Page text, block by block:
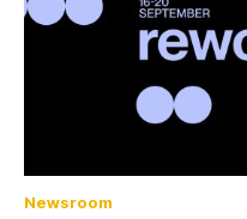
Newsroom